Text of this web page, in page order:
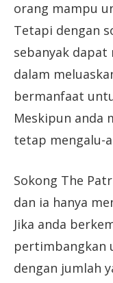
orang mampu
Tetapi dengan
sebanyak
dalam
bermanfaat
Meskipun anda
tetap mengalu-
Sokong The
dan ia hanya
Jika anda
pertimbangkan
dengan jumlah